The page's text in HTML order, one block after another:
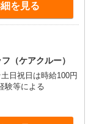
を見る
（ケアクルー）
験等による